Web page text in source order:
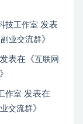
技工作室 发表
业交流群》
发表在《互联网
》
作室 发表在
交流群》